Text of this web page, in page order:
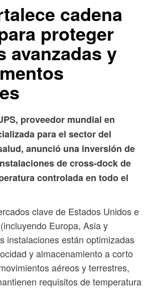
cadena
proteger
avanzadas y
proveedor mundial en
para el sector del
anunció una inversión de
de cross-dock de
controlada en todo el
clave de Estados Unidos e
Europa, Asia y
instalaciones están optimizadas
y almacenamiento a corto
aéreos y terrestres,
requisitos de temperatura